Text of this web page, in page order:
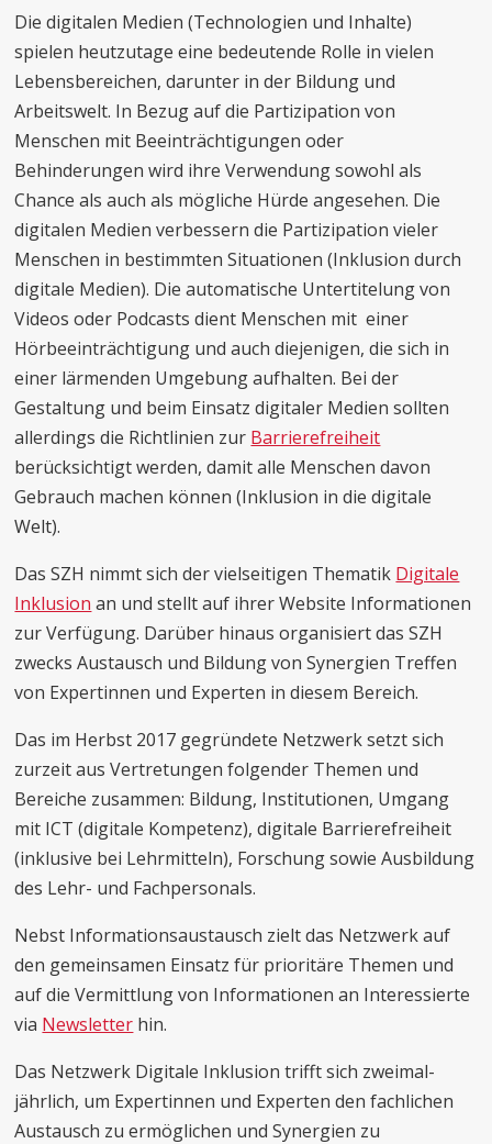
Die digitalen Medien (Technologien und Inhalte)
spielen heutzutage eine bedeutende Rolle in vielen
Lebensbereichen, darunter in der Bildung und
Arbeitswelt. In Bezug auf die Partizipation von
Menschen mit Beeinträchtigungen oder
Behinderungen wird ihre Verwendung sowohl als
Chance als auch als mögliche Hürde angesehen. Die
digitalen Medien verbessern die Partizipation vieler
Menschen in bestimmten Situationen (Inklusion durch
digitale Medien). Die automatische Untertitelung von
Videos oder Podcasts dient Menschen mit einer
Hörbeeinträchtigung und auch diejenigen, die sich in
einer lärmenden Umgebung aufhalten. Bei der
Gestaltung und beim Einsatz digitaler Medien sollten
allerdings die Richtlinien zur Barrierefreiheit
berücksichtigt werden, damit alle Menschen davon
Gebrauch machen können (Inklusion in die digitale
Welt).
Das SZH nimmt sich der vielseitigen Thematik Digitale
Inklusion an und stellt auf ihrer Website Informationen
zur Verfügung. Darüber hinaus organisiert das SZH
zwecks Austausch und Bildung von Synergien Treffen
von Expertinnen und Experten in diesem Bereich.
Das im Herbst 2017 gegründete Netzwerk setzt sich
zurzeit aus Vertretungen folgender Themen und
Bereiche zusammen: Bildung, Institutionen, Umgang
mit ICT (digitale Kompetenz), digitale Barrierefreiheit
(inklusive bei Lehrmitteln), Forschung sowie Ausbildung
des Lehr- und Fachpersonals.
Nebst Informationsaustausch zielt das Netzwerk auf
den gemeinsamen Einsatz für prioritäre Themen und
auf die Vermittlung von Informationen an Interessierte
via Newsletter hin.
Das Netzwerk Digitale Inklusion trifft sich zweimal-
jährlich, um Expertinnen und Experten den fachlichen
Austausch zu ermöglichen und Synergien zu